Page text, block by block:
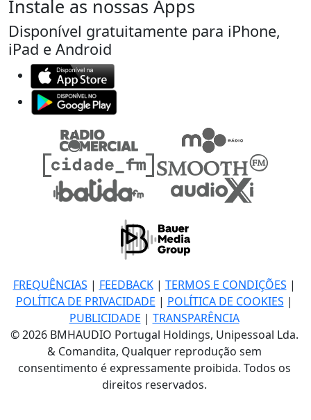
Instale as nossas Apps
Disponível gratuitamente para iPhone,
iPad e Android
FREQUÊNCIAS | FEEDBACK| TERMOS E CONDIÇÕES |
POLÍTICA DE PRIVACIDADE | POLÍTICA DE COOKIES |
PUBLICIDADE | TRANSPARÊNCIA
© 2026 BMHAUDIO Portugal Holdings, Unipessoal Lda.
& Comandita, Qualquer reprodução sem
consentimento é expressamente proibida. Todos os
direitos reservados.